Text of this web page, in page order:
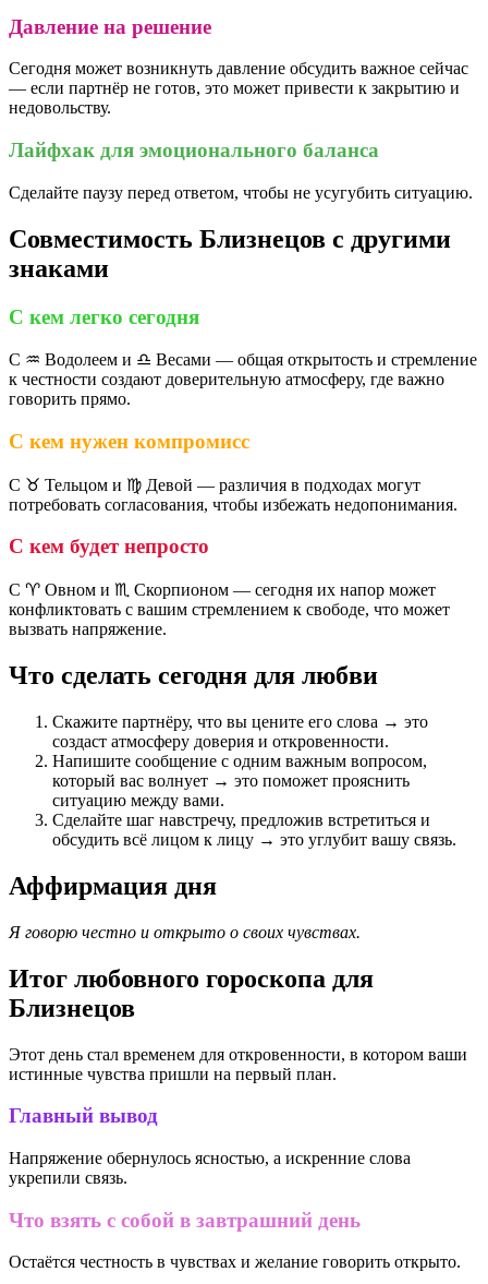
Давление на решение
Сегодня может возникнуть давление обсудить важное сейчас
— если партнёр не готов, это может привести к закрытию и
недовольству.
Лайфхак для эмоционального баланса
Сделайте паузу перед ответом, чтобы не усугубить ситуацию.
Совместимость Близнецов с другими
знаками
С кем легко сегодня
С ♒ Водолеем и ♎ Весами — общая открытость и стремление
к честности создают доверительную атмосферу, где важно
говорить прямо.
С кем нужен компромисс
С ♉ Тельцом и ♍ Девой — различия в подходах могут
потребовать согласования, чтобы избежать недопонимания.
С кем будет непросто
С ♈ Овном и ♏ Скорпионом — сегодня их напор может
конфликтовать с вашим стремлением к свободе, что может
вызвать напряжение.
Что сделать сегодня для любви
Скажите партнёру, что вы цените его слова → это
создаст атмосферу доверия и откровенности.
Напишите сообщение с одним важным вопросом,
который вас волнует → это поможет прояснить
ситуацию между вами.
Сделайте шаг навстречу, предложив встретиться и
обсудить всё лицом к лицу → это углубит вашу связь.
Аффирмация дня
Я говорю честно и открыто о своих чувствах.
Итог любовного гороскопа для
Близнецов
Этот день стал временем для откровенности, в котором ваши
истинные чувства пришли на первый план.
Главный вывод
Напряжение обернулось ясностью, а искренние слова
укрепили связь.
Что взять с собой в завтрашний день
Остаётся честность в чувствах и желание говорить открыто.